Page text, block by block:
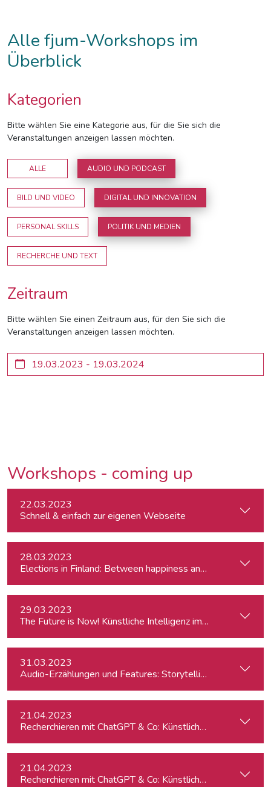
Alle fjum-Workshops im
Überblick
Kategorien
Bitte wählen Sie eine Kategorie aus, für die Sie sich die
Veranstaltungen anzeigen lassen möchten.
ALLE AUDIO UND PODCAST
BILD UND VIDEO DIGITAL UND INNOVATION
PERSONAL SKILLS POLITIK UND MEDIEN
RECHERCHE UND TEXT
Zeitraum
Bitte wählen Sie einen Zeitraum aus, für den Sie sich die
Veranstaltungen anzeigen lassen möchten.
Workshops - coming up
22.03.2023
Schnell & einfach zur eigenen Webseite
28.03.2023
Elections in Finland: Between happiness and the Russo-
29.03.2023
The Future is Now! Künstliche Intelligenz im Journalismus:
31.03.2023
Audio-Erzählungen und Features: Storytelling für Podcasts
21.04.2023
Recherchieren mit ChatGPT & Co: Künstliche Intelligenz im
21.04.2023
Recherchieren mit ChatGPT & Co: Künstliche Intelligenz im